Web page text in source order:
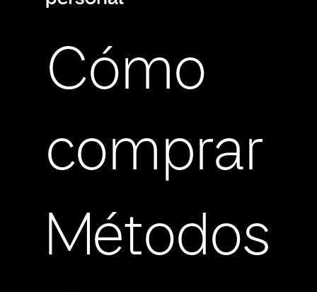
Cómo
comprar
Métodos